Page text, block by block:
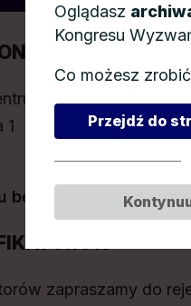
Kongresowe w
1
będzie możliwe
zapraszamy do
Oglądasz
Kongresu
Co możesz
Przejdź do